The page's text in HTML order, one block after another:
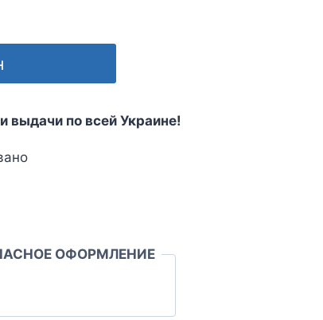
выдачи по всей Украине!
ОФОРМЛЕНИЕ